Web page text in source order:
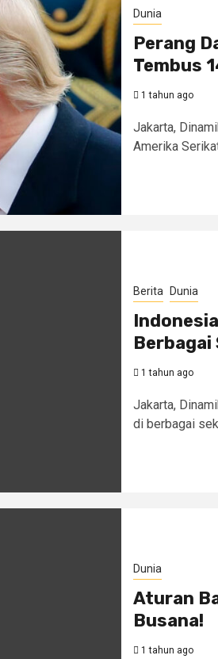
Dunia
Perang
Tembus
1 tahun ago
Jakarta,
Amerika
Berita Dunia
1 tahun ago
Jakarta,
di berbagai
Dunia
Aturan
Busana!
1 tahun ago